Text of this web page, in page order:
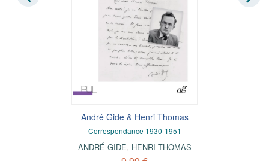
André Gide & Henri Thomas
Correspondance 1930-1951
ANDRÉ GIDE, HENRI THOMAS